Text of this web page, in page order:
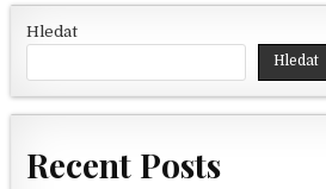
Hledat
Hledat
Recent Posts